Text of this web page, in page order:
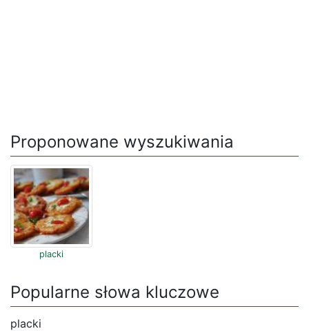
Proponowane wyszukiwania
placki
Popularne słowa kluczowe
placki